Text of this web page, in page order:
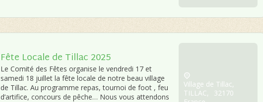
Fête Locale de Tillac 2025
Le Comité des Fêtes organise le vendredi 17 et
samedi 18 juillet la fête locale de notre beau village
de Tillac. Au programme repas, tournoi de foot , feu
d’artifice, concours de pêche… Nous vous attendons
Village de Tillac,
TILLAC,
32170